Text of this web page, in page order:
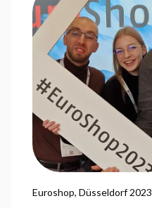
Euroshop, Düsseldorf 2023